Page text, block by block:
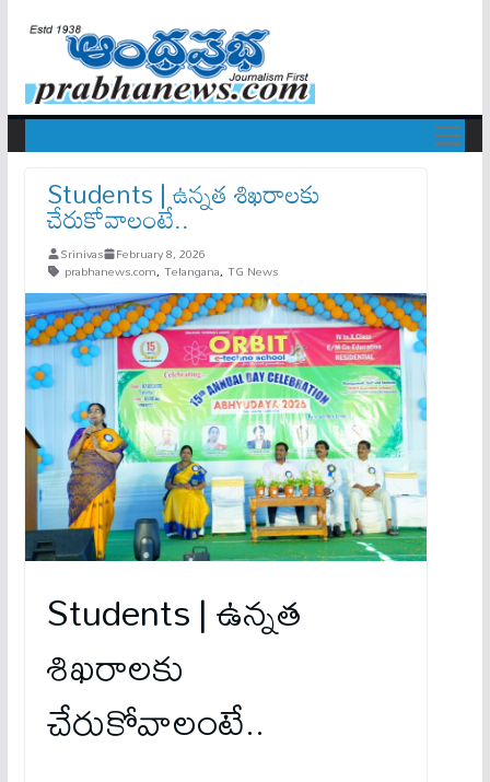
Students | ఉన్నత శిఖరాలకు
చేరుకోవాలంటే..
Srinivas February 8, 2026
prabhanews.com, Telangana, TG News
Students | ఉన్నత
శిఖరాలకు
చేరుకోవాలంటే..